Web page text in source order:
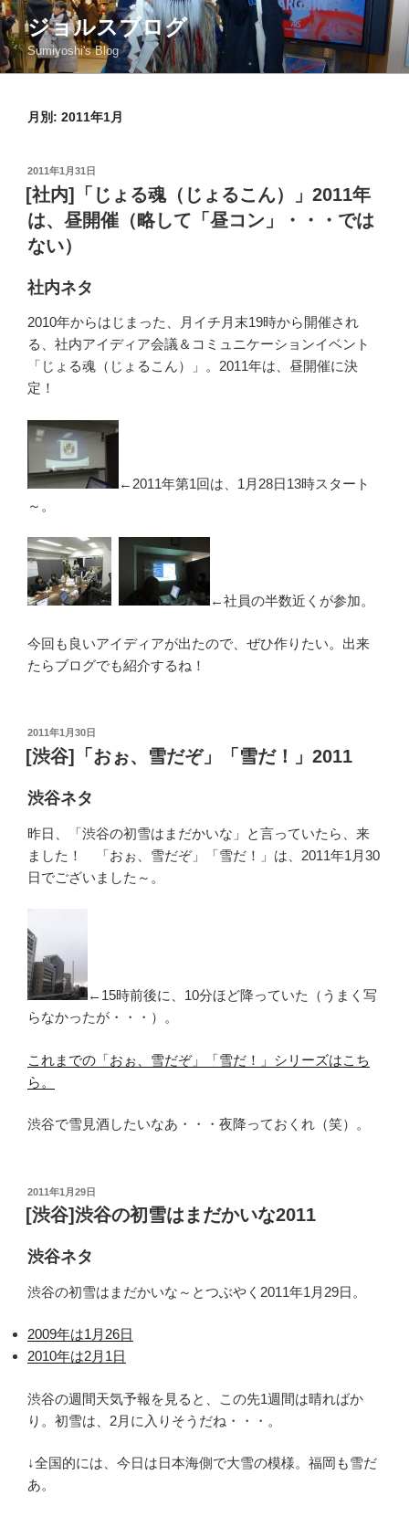
コ
ン
テ
ン
ジョルスブログ
Sumiyoshi's Blog
月別: 2011年1月
投
稿
日:
2011年1月31日
[社内]「じょる魂（じょるこん）」2011年
は、昼開催（略して「昼コン」・・・では
ない）
社内ネタ
2010年からはじまった、月イチ月末19時から開催され
る、社内アイディア会議＆コミュニケーションイベント
「じょる魂（じょるこん）」。2011年は、昼開催に決
定！
←2011年第1回は、1月28日13時スタート
～。
←社員の半数近くが参加。
今回も良いアイディアが出たので、ぜひ作りたい。出来
たらブログでも紹介するね！
投
稿
日:
2011年1月30日
[渋谷]「おぉ、雪だぞ」「雪だ！」2011
渋谷ネタ
昨日、「渋谷の初雪はまだかいな」と言っていたら、来
ました！ 「おぉ、雪だぞ」「雪だ！」は、2011年1月30
日でございました～。
←15時前後に、10分ほど降っていた（うまく写
らなかったが・・・）。
これまでの「おぉ、雪だぞ」「雪だ！」シリーズはこち
ら。
渋谷で雪見酒したいなあ・・・夜降っておくれ（笑）。
投
稿
日:
2011年1月29日
[渋谷]渋谷の初雪はまだかいな2011
渋谷ネタ
渋谷の初雪はまだかいな～とつぶやく2011年1月29日。
2009年は1月26日
2010年は2月1日
渋谷の週間天気予報を見ると、この先1週間は晴ればか
り。初雪は、2月に入りそうだね・・・。
↓全国的には、今日は日本海側で大雪の模様。福岡も雪だ
あ。